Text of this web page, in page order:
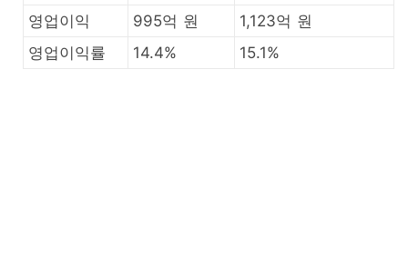
영업이익
995억 원
1,123억 원
영업이익률
14.4% 15.1%